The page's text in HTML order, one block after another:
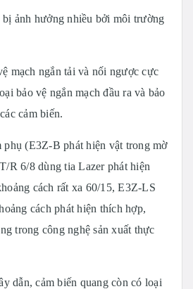
ảnh hưởng nhiều bởi môi trường
mạch ngắn tải và nối ngược cực
bảo vệ ngắn mạch đầu ra và bảo
cảm biến.
phụ (E3Z-B phát hiện vật trong mờ
R 6/8 dùng tia Lazer phát hiện
cách rất xa 60/15, E3Z-LS
cách phát hiện thích hợp,
trong công nghệ sản xuất thực
dẫn, cảm biến quang còn có loại